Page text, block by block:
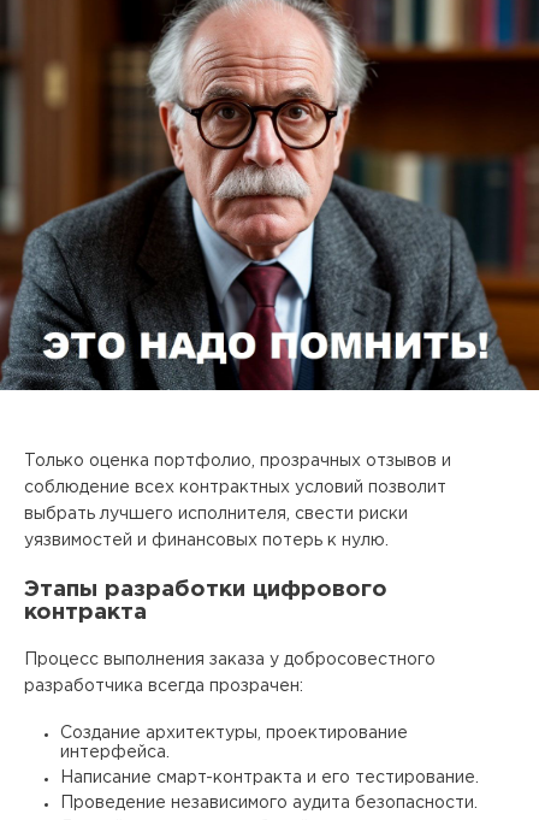
Только оценка портфолио, прозрачных отзывов и
соблюдение всех контрактных условий позволит
выбрать лучшего исполнителя, свести риски
уязвимостей и финансовых потерь к нулю.​
Этапы разработки цифрового
контракта
Процесс выполнения заказа у добросовестного
разработчика всегда прозрачен:
Создание архитектуры, проектирование
интерфейса.
Написание смарт-контракта и его тестирование.
Проведение независимого аудита безопасности.